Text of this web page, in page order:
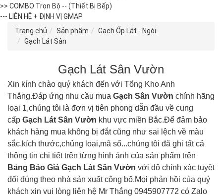
>> COMBO Trọn Bộ -- (Thiết Bị Bếp)
--- LIÊN HỆ + ĐỊNH VỊ GMAP
Trang chủ
Sản phẩm
Gạch Ốp Lát - Ngói
Gạch Lát Sân
Gạch Lát Sân Vườn
Xin kính chào quý khách đến với Tổng Kho Anh
Thắng.Đáp ứng nhu cầu mua Gạch Sân Vườn chính hãng
loại 1,chúng tôi là đơn vị tiên phong dẫn đầu về cung
cấp Gạch Lát Sân Vườn khu vực miền Bắc.Để đảm bảo
khách hàng mua không bị đắt cũng như sai lệch về màu
sắc,kích thước,chủng loại,mã số...chúng tôi đã ghi tất cả
thông tin chi tiết trên từng hình ảnh của sản phẩm trên
Bảng Báo Giá Gạch Lát Sân Vườn với độ chính xác tuyệt
đối đúng theo nhà sản xuất công bố.Mọi phản hồi của quý
khách xin vui lòng liên hệ Mr Thắng 0945907772 có Zalo